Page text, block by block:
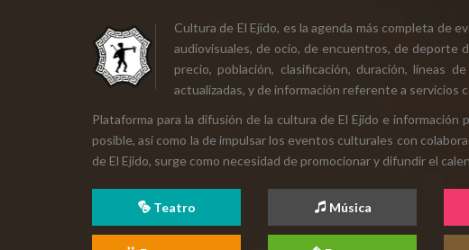
Cultura de El Ejido, es la agenda más completa de
audiovisuales, de ocio, de encuentros, de deporte
precio, población, clasificación, duración, líneas
actualizadas, y de información referente a servicios
Plataforma para la difusión de la cultura de El Ejido e
posible, así como la de impulsar los eventos culturales con
de El Ejido, surge como necesidad de promocionar y difundir el
Teatro Música